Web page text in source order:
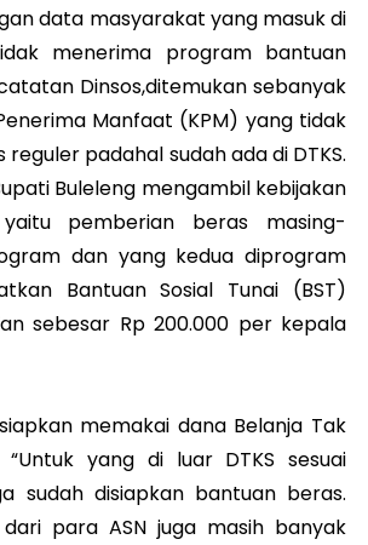
data masyarakat yang masuk di
menerima program bantuan
Dinsos,ditemukan sebanyak
Manfaat (KPM) yang tidak
padahal sudah ada di DTKS.
Buleleng mengambil kebijakan
pemberian beras masing-
dan yang kedua diprogram
Bantuan Sosial Tunai (BST)
sebesar Rp 200.000 per kepala
memakai dana Belanja Tak
“Untuk yang di luar DTKS sesuai
sudah disiapkan bantuan beras.
para ASN juga masih banyak